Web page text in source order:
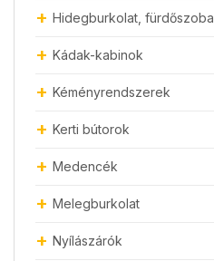
Hidegburkolat, fürdőszoba
Kádak-kabinok
Kéményrendszerek
Kerti bútorok
Medencék
Melegburkolat
Nyílászárók